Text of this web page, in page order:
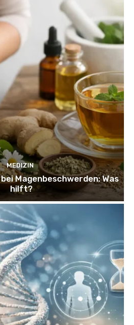
MEDIZIN
Magenbeschwerden: Was
hilft?